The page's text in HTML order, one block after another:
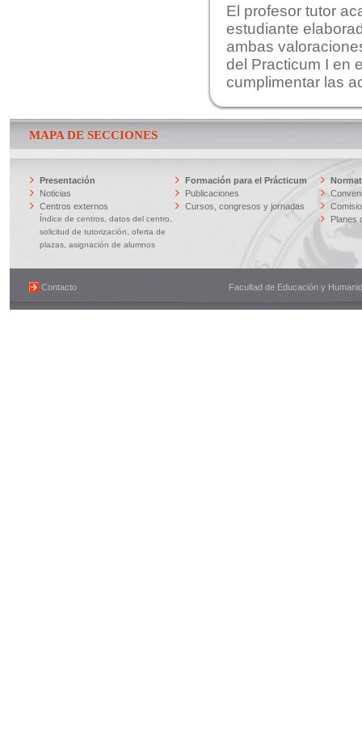
El profesor tutor
estudiante
ambas
del Practicum I en
cumplimentar las
MAPA DE SECCIONES
Presentación
Noticias
Centros externos
Índice de centros, datos del centro,
solicitud de tutorización, oferta de
plazas, asignación de alumnos
Formación para el Prácticum
Publicaciones
Cursos, congresos y jornadas
Planes
Contacto Facultad de Educación y